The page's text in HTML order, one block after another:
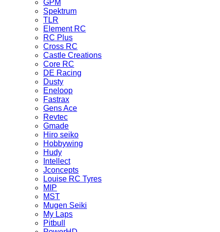
GPM
Spektrum
TLR
Element RC
RC Plus
Cross RC
Castle Creations
Core RC
DE Racing
Dusty
Eneloop
Fastrax
Gens Ace
Revtec
Gmade
Hiro seiko
Hobbywing
Hudy
Intellect
Jconcepts
Louise RC Tyres
MIP
MST
Mugen Seiki
My Laps
Pitbull